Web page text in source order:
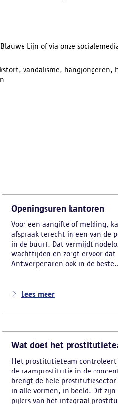
Lijn of via onze
vandalisme, hangjongeren,
Openingsuren kantoren
Voor een aangifte of melding,
afspraak terecht in een van de
in de buurt. Dat vermijdt
wachttijden en zorgt ervoor dat
Antwerpenaren ook in de beste
Lees meer
Wat doet het
Het prostitutieteam controleert
de raamprostitutie in de
brengt de hele prostitutiesector
in alle vormen, in beeld. Dit zijn
pijlers van het integraal